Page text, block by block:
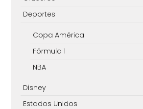
Deportes
Copa América
Fórmula 1
NBA
Disney
Estados Unidos